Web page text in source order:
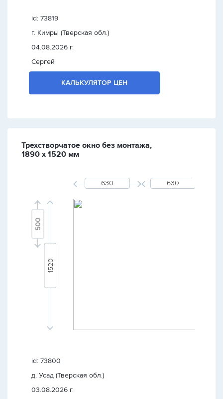
id: 73819
г. Кимры (Тверская обл.)
04.08.2026 г.
Сергей
КАЛЬКУЛЯТОР ЦЕН
Трехстворчатое окно без монтажа,
1890 х 1520 мм
id: 73800
д. Усад (Тверская обл.)
03.08.2026 г.